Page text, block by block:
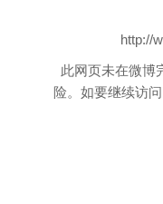
此网页未在微博
险。如要继续访